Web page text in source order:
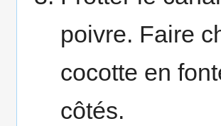
poivre. Faire
cocotte en
côtés.